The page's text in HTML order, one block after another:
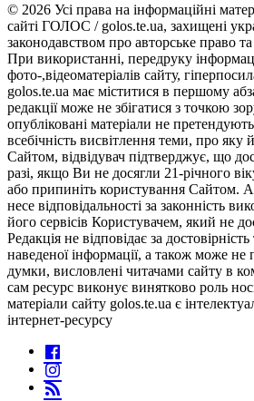
© 2026 Усі права на інформаційні
сайті ГОЛОС / golos.te.ua, захищені
законодавством про авторське право
При використанні, передруку
фото-,відеоматеріалів сайту,
golos.te.ua має міститися в першому
редакції може не збігатися з точкою
опубліковані матеріали не
всебічність висвітлення теми, про яку
Сайтом, відвідувач підтверджує, що
разі, якщо Ви не досягли 21-річного
або припиніть користування Сайтом.
несе відповідальності за законність
його сервісів Користувачем, який не
Редакція не відповідає за
наведеної інформації, а також може не
думки, висловлені читачами сайту в
сам ресурс виконує винятково роль
матеріали сайту golos.te.ua є
інтернет-ресурсу